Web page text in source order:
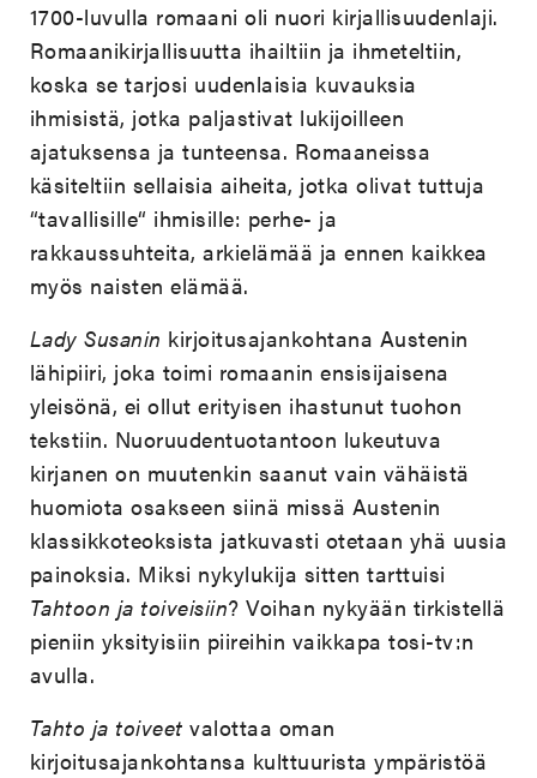
1700-luvulla romaani oli nuori kirjallisuudenlaji.
Romaanikirjallisuutta ihailtiin ja ihmeteltiin,
koska se tarjosi uudenlaisia kuvauksia
ihmisistä, jotka paljastivat lukijoilleen
ajatuksensa ja tunteensa. Romaaneissa
käsiteltiin sellaisia aiheita, jotka olivat tuttuja
“tavallisille“ ihmisille: perhe- ja
rakkaussuhteita, arkielämää ja ennen kaikkea
myös naisten elämää.
Lady Susanin kirjoitusajankohtana Austenin
lähipiiri, joka toimi romaanin ensisijaisena
yleisönä, ei ollut erityisen ihastunut tuohon
tekstiin. Nuoruudentuotantoon lukeutuva
kirjanen on muutenkin saanut vain vähäistä
huomiota osakseen siinä missä Austenin
klassikkoteoksista jatkuvasti otetaan yhä uusia
painoksia. Miksi nykylukija sitten tarttuisi
Tahtoon ja toiveisiin? Voihan nykyään tirkistellä
pieniin yksityisiin piireihin vaikkapa tosi-tv:n
avulla.
Tahto ja toiveet valottaa oman
kirjoitusajankohtansa kulttuurista ympäristöä